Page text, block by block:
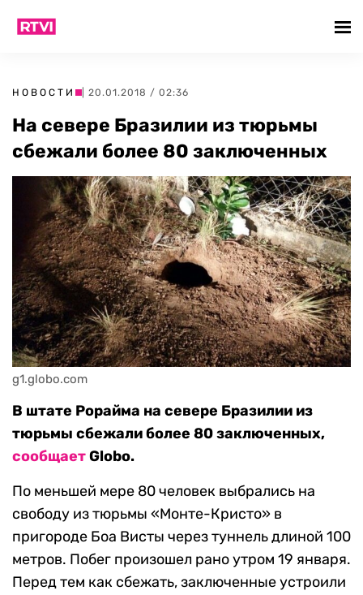
НОВОСТИ | 20.01.2018 / 02:36
На севере Бразилии из тюрьмы
сбежали более 80 заключенных
g1.globo.com
В штате Рорайма на севере Бразилии из
тюрьмы сбежали более 80 заключенных,
сообщаетGlobo.
По меньшей мере 80 человек выбрались на
свободу из тюрьмы «Монте-Кристо» в
пригороде Боа Висты через туннель длиной 100
метров. Побег произошел рано утром 19 января.
Перед тем как сбежать, заключенные устроили